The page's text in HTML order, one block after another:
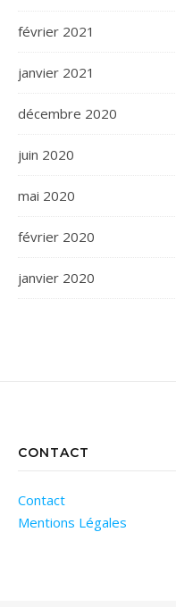
février 2021
janvier 2021
décembre 2020
juin 2020
mai 2020
février 2020
janvier 2020
CONTACT
Contact
Mentions Légales